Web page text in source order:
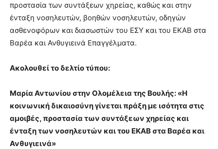
προστασία των συντάξεων χηρείας, καθώς και στην
ένταξη νοσηλευτών, βοηθών νοσηλευτών, οδηγών
ασθενοφόρων και διασωστών του ΕΣΥ και του ΕΚΑΒ στα
Βαρέα και Ανθυγιεινά Επαγγέλματα.
Ακολουθεί το δελτίο τύπου:
Μαρία Αντωνίου στην Ολομέλεια της Βουλής: «Η
κοινωνική δικαιοσύνη γίνεται πράξη με ισότητα στις
αμοιβές, προστασία των συντάξεων χηρείας και
ένταξη των νοσηλευτών και του ΕΚΑΒ στα Βαρέα και
Ανθυγιεινά»